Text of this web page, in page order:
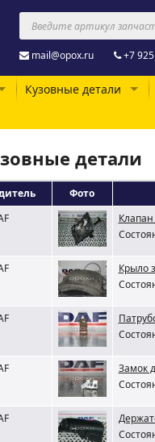
mail@opox.ru +7
Кузовные детали
детали
Фото
Крыло
Замок